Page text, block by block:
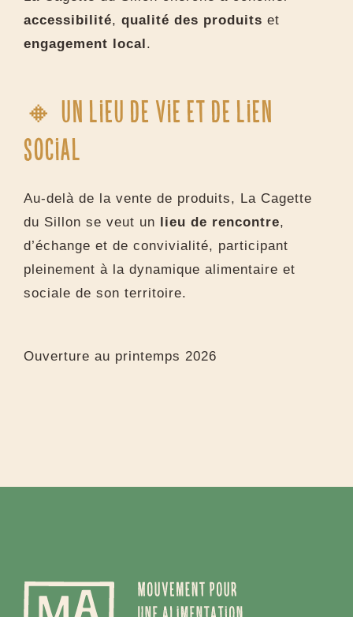
accessibilité, qualité des produits et
engagement local.
🔸 Un lieu de vie et de lien
social
Au-delà de la vente de produits, La Cagette
du Sillon se veut un lieu de rencontre,
d’échange et de convivialité, participant
pleinement à la dynamique alimentaire et
sociale de son territoire.
Ouverture au printemps 2026